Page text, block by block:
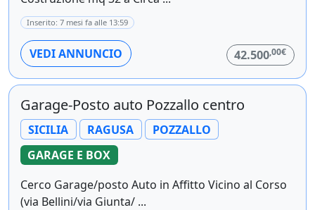
Inserito: 7 mesi fa alle 13:59
VEDI ANNUNCIO 42.500,00€
Garage-Posto auto Pozzallo centro
SICILIA RAGUSA
POZZALLO
GARAGE E BOX
Cerco Garage/posto Auto in Affitto Vicino al Corso
(via Bellini/via Giunta/ ...